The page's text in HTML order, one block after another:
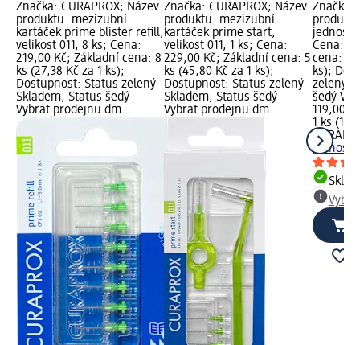
Značka: CURAPROX; Název
produktu: mezizubní
kartáček prime blister refill,
velikost 011, 8 ks; Cena:
219,00 Kč; Základní cena: 8
ks (27,38 Kč za 1 ks);
Dostupnost: Status zelený
Skladem, Status šedý
Vybrat prodejnu dm
Značka: CURAPROX; Název
produktu: mezizubní
kartáček prime start,
velikost 011, 1 ks; Cena:
229,00 Kč; Základní cena: 5
ks (45,80 Kč za 1 ks);
Dostupnost: Status zelený
Skladem, Status šedý
Vybrat prodejnu dm
Značka:
Cena:
cena: 1
ks);
zelený
šedý
119,00
1 ks